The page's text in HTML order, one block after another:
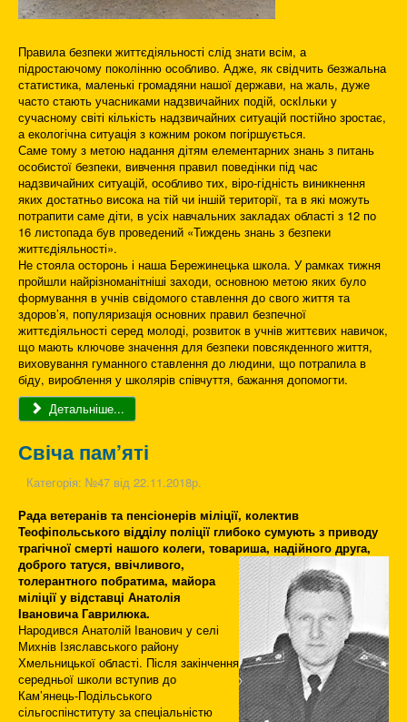
Правила безпеки життєдіяльності слід знати всім, а
підростаючому поколінню особливо. Адже, як свідчить безжальна
статистика, маленькі громадяни нашої держави, на жаль, дуже
часто стають учасниками надзвичайних подій, оскІльки у
сучасному світі кількість надзвичайних ситуацій постійно зростає,
а екологічна ситуація з кожним роком погіршується.
Саме тому з метою надання дітям елементарних знань з питань
особистої безпеки, вивчення правил поведінки під час
надзвичайних ситуацій, особливо тих, віро-гідність виникнення
яких достатньо висока на тій чи іншій території, та в які можуть
потрапити саме діти, в усіх навчальних закладах області з 12 по
16 листопада був проведений «Тиждень знань з безпеки
життєдіяльності».
Не стояла осторонь і наша Бережинецька школа. У рамках тижня
пройшли найрізноманітніші заходи, основною метою яких було
формування в учнів свідомого ставлення до свого життя та
здоров’я, популяризація основних правил безпечної
життєдіяльності серед молоді, розвиток в учнів життєвих навичок,
що мають ключове значення для безпеки повсякденного життя,
виховування гуманного ставлення до людини, що потрапила в
біду, вироблення у школярів співчуття, бажання допомогти.
Детальніше...
Свіча пам’яті
Категорія: №47 від 22.11.2018р.
Рада ветеранів та пенсіонерів міліції, колектив
Теофіпольського відділу поліції глибоко сумують з приводу
трагічної смерті нашого колеги, товариша, надійного друга,
доброго татуся, ввічливого,
толерантного побратима, майора
міліції у відставці Анатолія
Івановича Гаврилюка.
Народився Анатолій Іванович у селі
Михнів Ізяславського району
Хмельницької області. Після закінчення
середньої школи вступив до
Кам’янець-Подільського
сільгоспінституту за спеціальністю